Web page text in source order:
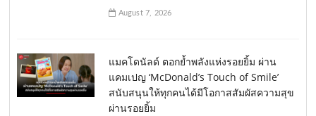
August 7, 2026
แมคโดนัลด์ ตอกย้ำพลังแห่งรอยยิ้ม ผ่าน
แคมเปญ ‘McDonald’s Touch of Smile’
สนับสนุนให้ทุกคนได้มีโอกาสสัมผัสความสุข
ผ่านรอยยิ้ม